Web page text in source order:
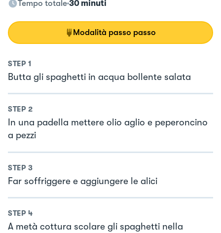
Tempo totale 30 minuti
Modalità passo passo
STEP 1
Butta gli spaghetti in acqua bollente salata
STEP 2
In una padella mettere olio aglio e peperoncino
a pezzi
STEP 3
Far soffriggere e aggiungere le alici
STEP 4
A metà cottura scolare gli spaghetti nella